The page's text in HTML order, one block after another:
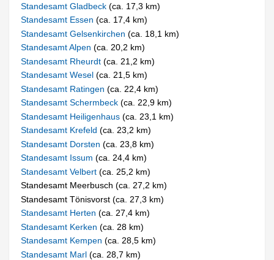
Standesamt Gladbeck(ca. 17,3 km)
Standesamt Essen(ca. 17,4 km)
Standesamt Gelsenkirchen(ca. 18,1 km)
Standesamt Alpen(ca. 20,2 km)
Standesamt Rheurdt(ca. 21,2 km)
Standesamt Wesel(ca. 21,5 km)
Standesamt Ratingen(ca. 22,4 km)
Standesamt Schermbeck(ca. 22,9 km)
Standesamt Heiligenhaus(ca. 23,1 km)
Standesamt Krefeld(ca. 23,2 km)
Standesamt Dorsten(ca. 23,8 km)
Standesamt Issum(ca. 24,4 km)
Standesamt Velbert(ca. 25,2 km)
Standesamt Meerbusch (ca. 27,2 km)
Standesamt Tönisvorst (ca. 27,3 km)
Standesamt Herten(ca. 27,4 km)
Standesamt Kerken(ca. 28 km)
Standesamt Kempen(ca. 28,5 km)
Standesamt Marl(ca. 28,7 km)